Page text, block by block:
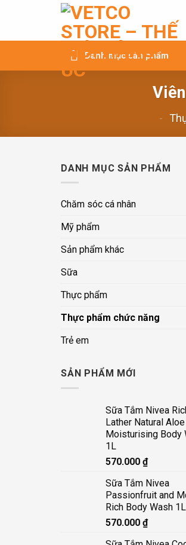
Danh mục sản phẩm
-
DANH MỤC SẢN PHẨM
Chăm sóc cá nhân
Mỹ phẩm
Sản phẩm khác
Sữa
Thực phẩm
Thực phẩm chức năng
Trẻ em
SẢN PHẨM MỚI
Sữa Tắm Nivea
Lather Natural
Moisturising Body
1L
570.000 ₫
Sữa Tắm Nivea
Passionfruit and
Rich Body Wash 1L
570.000 ₫